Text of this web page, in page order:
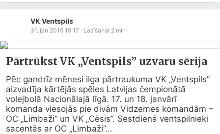
VK Ventspils
31. jan 2015 19:17 · Lasīšanai 2 min
Pārtrūkst VK „Ventspils” uzvaru sērija
Pēc gandrīz mēnesi ilga pārtraukuma VK „Ventspils”
aizvadīja kārtējās spēles Latvijas čempionātā
volejbolā Nacionālajā līgā. 17. un 18. janvārī
komanda viesojās pie divām Vidzemes komandām –
OC „Limbaži” un VK „Cēsis”. Sestdienā ventspilnieki
sacentās ar OC „Limbaži”...